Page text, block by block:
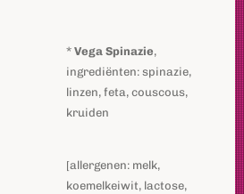
* Vega Spinazie,
ingrediënten: spinazie,
linzen, feta, couscous,
kruiden
[allergenen: melk,
koemelkeiwit, lactose,